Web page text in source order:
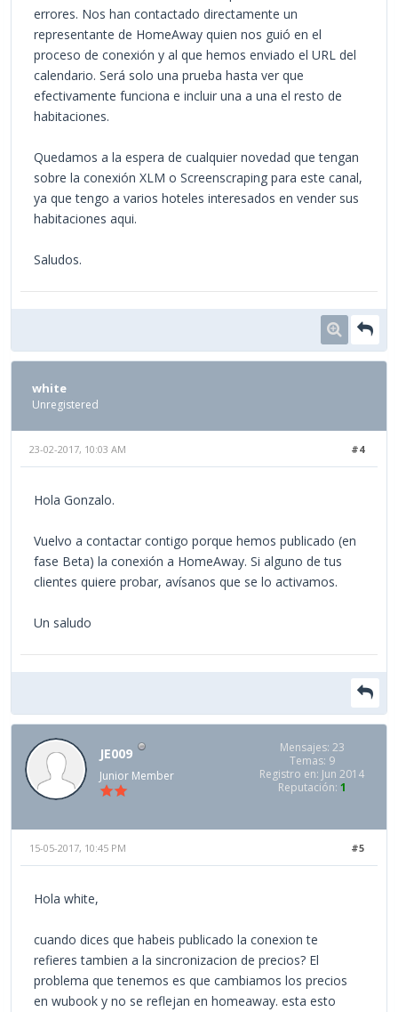
errores. Nos han contactado directamente un
representante de HomeAway quien nos guió en el
proceso de conexión y al que hemos enviado el URL del
calendario. Será solo una prueba hasta ver que
efectivamente funciona e incluir una a una el resto de
habitaciones.
Quedamos a la espera de cualquier novedad que tengan
sobre la conexión XLM o Screenscraping para este canal,
ya que tengo a varios hoteles interesados en vender sus
habitaciones aqui.
Saludos.
white
Unregistered
#4
23-02-2017, 10:03 AM
Hola Gonzalo.
Vuelvo a contactar contigo porque hemos publicado (en
fase Beta) la conexión a HomeAway. Si alguno de tus
clientes quiere probar, avísanos que se lo activamos.
Un saludo
JE009
Junior Member
Mensajes: 23
Temas: 9
Registro en: Jun 2014
Reputación: 1
#5
15-05-2017, 10:45 PM
Hola white,
cuando dices que habeis publicado la conexion te
refieres tambien a la sincronizacion de precios? El
problema que tenemos es que cambiamos los precios
en wubook y no se reflejan en homeaway. esta esto